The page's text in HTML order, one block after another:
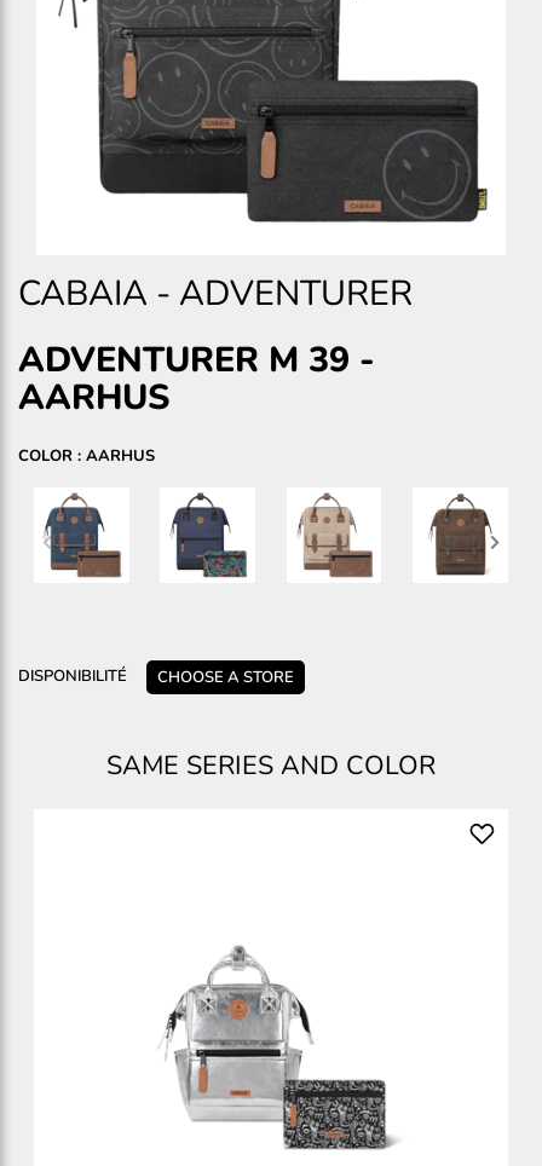
CABAIA - ADVENTURER
ADVENTURER M 39 -
AARHUS
COLOR : AARHUS
DISPONIBILITÉ CHOOSE A STORE
SAME SERIES AND COLOR